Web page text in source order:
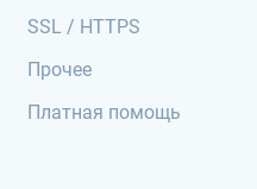
SSL / HTTPS
Прочее
Платная помощь